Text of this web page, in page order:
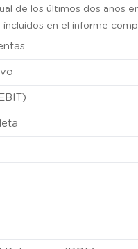
de los últimos dos años
en el informe